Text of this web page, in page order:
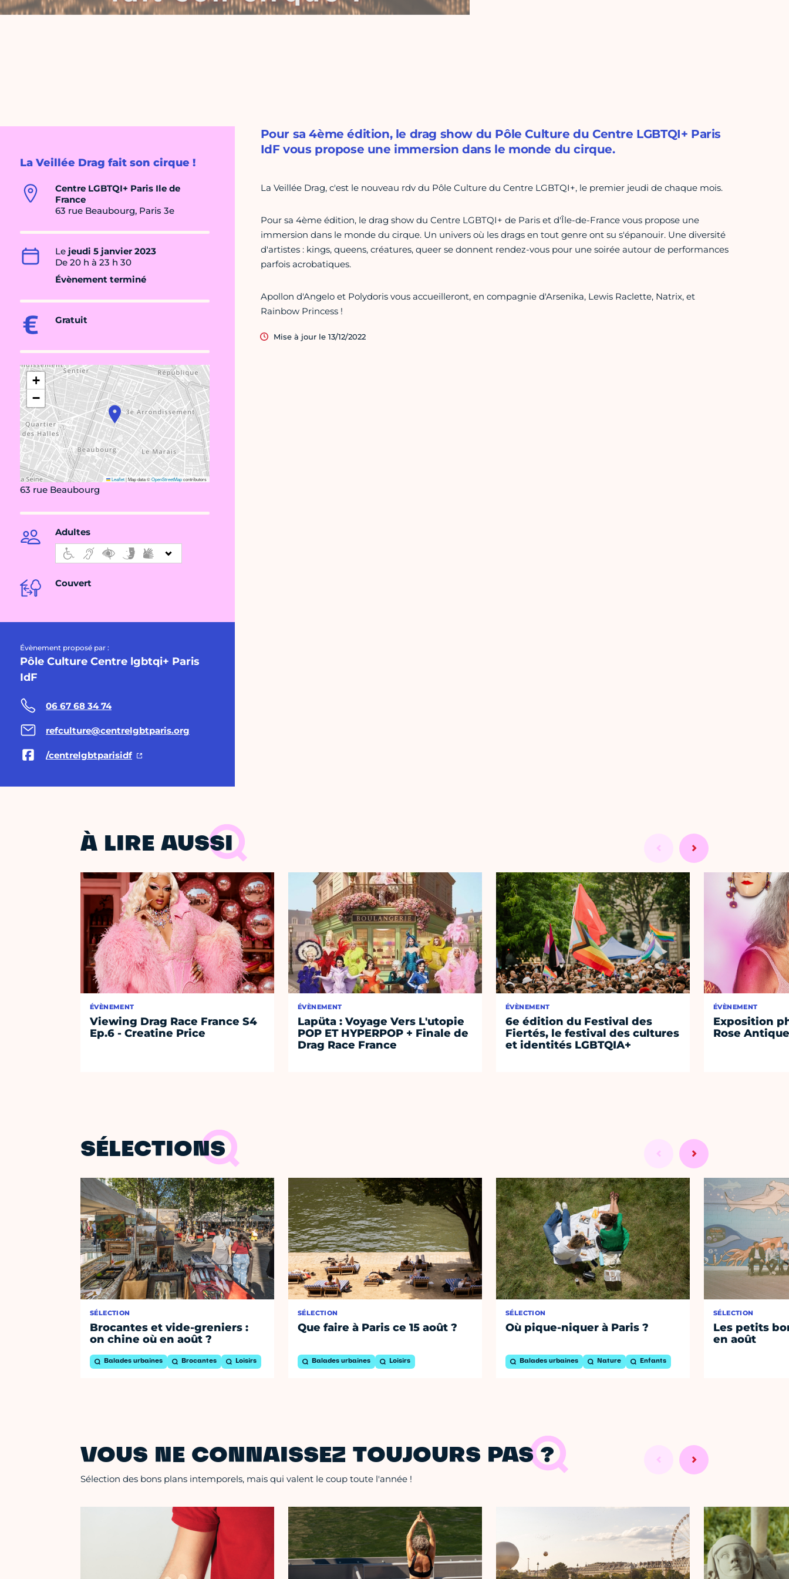
La Veillée Drag fait son cirque !
Centre LGBTQI+ Paris Ile de
France
63 rue Beaubourg, Paris 3e
Le jeudi 5 janvier 2023
De 20 h à 23 h 30
Évènement terminé
Gratuit
+
−
Leaflet|Map data ©OpenStreetMapcontributors
63 rue Beaubourg
Adultes
Couvert
Évènement proposé par :
Pôle Culture Centre lgbtqi+ Paris
IdF
06 67 68 34 74
refculture@centrelgbtparis.org
/centrelgbtparisidf
Pour sa 4ème édition, le drag show du Pôle Culture du Centre LGBTQI+ Paris
IdF vous propose une immersion dans le monde du cirque.
La Veillée Drag, c'est le nouveau rdv du Pôle Culture du Centre LGBTQI+, le premier jeudi de chaque mois.
Pour sa 4ème édition, le drag show du Centre LGBTQI+ de Paris et d'Île-de-France vous propose une
immersion dans le monde du cirque. Un univers où les drags en tout genre ont su s'épanouir. Une diversité
d'artistes : kings, queens, créatures, queer se donnent rendez-vous pour une soirée autour de performances
parfois acrobatiques.
Apollon d'Angelo et Polydoris vous accueilleront, en compagnie d'Arsenika, Lewis Raclette, Natrix, et
Rainbow Princess !
Mise à jour le 13/12/2022
À LIRE AUSSI
ÉVÈNEMENT
Viewing Drag Race France S4
Ep.6 - Creatine Price
ÉVÈNEMENT
Lapüta : Voyage Vers L'utopie
POP ET HYPERPOP + Finale de
Drag Race France
ÉVÈNEMENT
6e édition du Festival des
Fiertés, le festival des cultures
et identités LGBTQIA+
ÉVÈNEMENT
Exposition
Rose Antique
SÉLECTIONS
SÉLECTION
Brocantes et vide-greniers :
on chine où en août ?
Balades urbaines Brocantes Loisirs
SÉLECTION
Que faire à Paris ce 15 août ?
Balades urbaines Loisirs
SÉLECTION
Où pique-niquer à Paris ?
Balades urbaines Nature Enfants
SÉLECTION
Les petits
en août
VOUS NE CONNAISSEZ TOUJOURS PAS ?
Sélection des bons plans intemporels, mais qui valent le coup toute l'année !